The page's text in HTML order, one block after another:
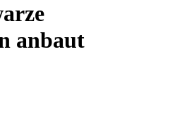
anbaut